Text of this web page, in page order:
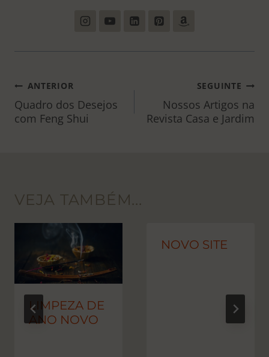
NAVEGAÇÃO
DE
POST
ANTERIOR
Quadro dos Desejos
com Feng Shui
SEGUINTE
Nossos Artigos na
Revista Casa e Jardim
VEJA TAMBÉM...
LIMPEZA DE
ANO NOVO
NOVO SITE